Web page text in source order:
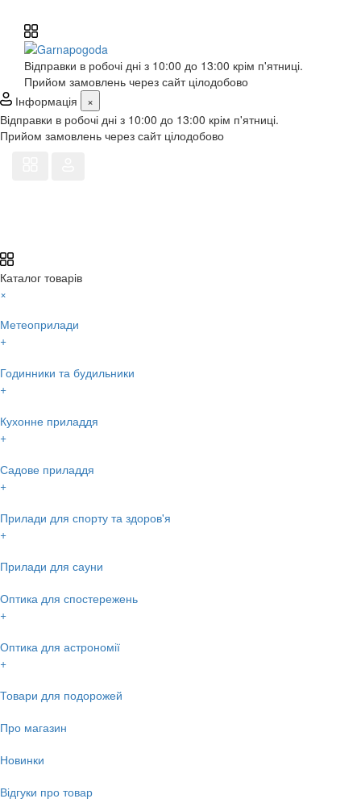
Відправки в робочі дні з 10:00 до 13:00 крім п'ятниці.
Прийом замовлень через сайт цілодобово
Інформація
×
Відправки в робочі дні з 10:00 до 13:00 крім п'ятниці.
Прийом замовлень через сайт цілодобово
Каталог товарів
×
Метеоприлади
+
Годинники та будильники
+
Кухонне приладдя
+
Садове приладдя
+
Прилади для спорту та здоров'я
+
Прилади для сауни
Оптика для спостережень
+
Оптика для астрономії
+
Товари для подорожей
Про магазин
Новинки
Відгуки про товар